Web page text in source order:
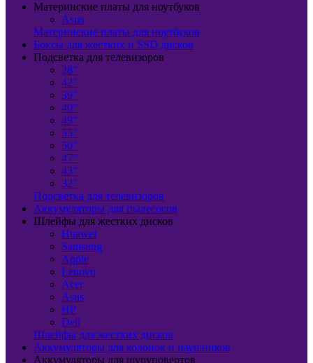
Материнские платы для ноутбуков
Asus
Материнские платы для ноутбуков
Боксы для жестких и SSD дисков
Подсветка для телевизоров
28"
42"
39"
40"
49"
55"
50"
47"
43"
32"
Подсветка для телевизоров
Аккумуляторы для пылесосов
Шлейфы для жестких дисков
Huawei
Samsung
Apple
Lenovo
Acer
Asus
HP
Dell
Шлейфы для жестких дисков
Аккумуляторы для колонок и наушников
Аккумуляторы для шуруповертов